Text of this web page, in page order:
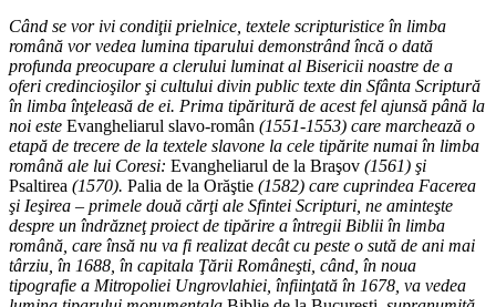
Când se vor ivi condiţii prielnice, textele scripturistice în limba
română vor vedea lumina tiparului demonstrând încă o dată
profunda preocupare a clerului luminat al Bisericii noastre de a
oferi credincioşilor şi cultului divin public texte din Sfânta Scriptură
în limba înţeleasă de ei. Prima tipăritură de acest fel ajunsă până la
noi este Evangheliarul slavo-român (1551-1553) care marchează o
etapă de trecere de la textele slavone la cele tipărite numai în limba
română ale lui Coresi: Evangheliarul de la Braşov (1561) şi
Psaltirea (1570). Palia de la Orăştie (1582) care cuprindea Facerea
şi Ieşirea – primele două cărţi ale Sfintei Scripturi, ne aminteşte
despre un îndrăzneţ proiect de tipărire a întregii Biblii în limba
română, care însă nu va fi realizat decât cu peste o sută de ani mai
târziu, în 1688, în capitala Ţării Româneşti, când, în noua
tipografie a Mitropoliei Ungrovlahiei, înfiinţată în 1678, va vedea